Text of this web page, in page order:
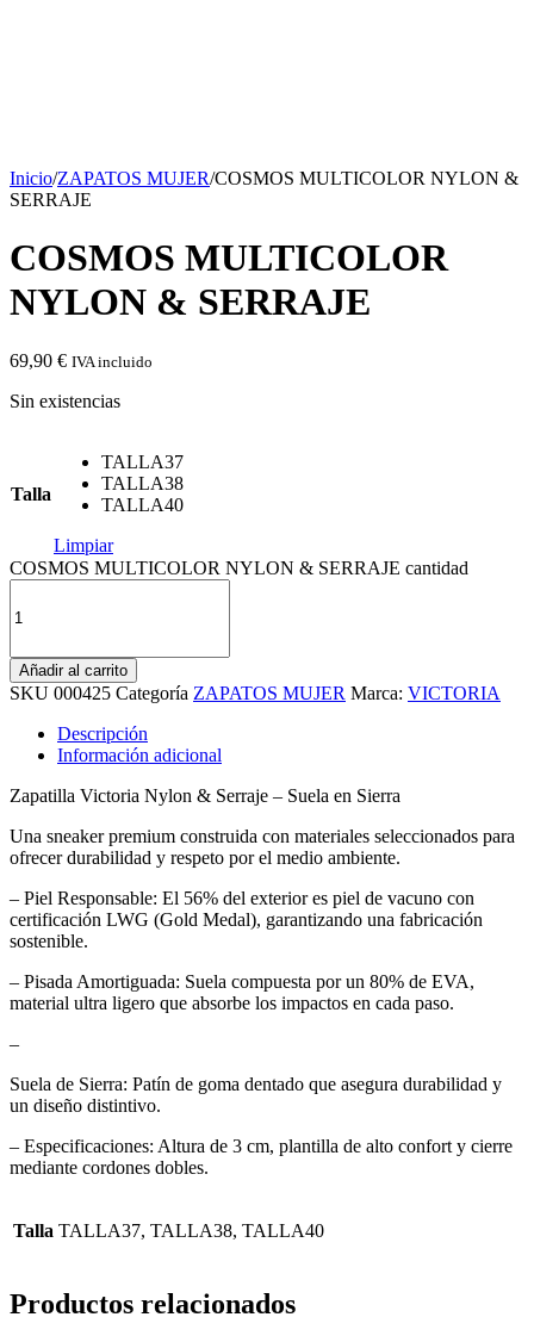
Inicio/ZAPATOS MUJER/COSMOS MULTICOLOR NYLON &
SERRAJE
COSMOS MULTICOLOR
NYLON & SERRAJE
69,90 € IVA incluido
Sin existencias
Talla
TALLA37
TALLA38
TALLA40
Limpiar
COSMOS MULTICOLOR NYLON & SERRAJE cantidad
Añadir al carrito
SKU 000425 Categoría ZAPATOS MUJER Marca: VICTORIA
Descripción
Información adicional
Zapatilla Victoria Nylon & Serraje – Suela en Sierra
Una sneaker premium construida con materiales seleccionados para
ofrecer durabilidad y respeto por el medio ambiente.
– Piel Responsable: El 56% del exterior es piel de vacuno con
certificación LWG (Gold Medal), garantizando una fabricación
sostenible.
– Pisada Amortiguada: Suela compuesta por un 80% de EVA,
material ultra ligero que absorbe los impactos en cada paso.
–
Suela de Sierra: Patín de goma dentado que asegura durabilidad y
un diseño distintivo.
– Especificaciones: Altura de 3 cm, plantilla de alto confort y cierre
mediante cordones dobles.
Talla TALLA37, TALLA38, TALLA40
Productos relacionados